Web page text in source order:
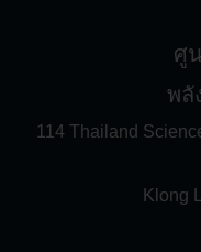
ศู
พลั
114 Thailand
Klong